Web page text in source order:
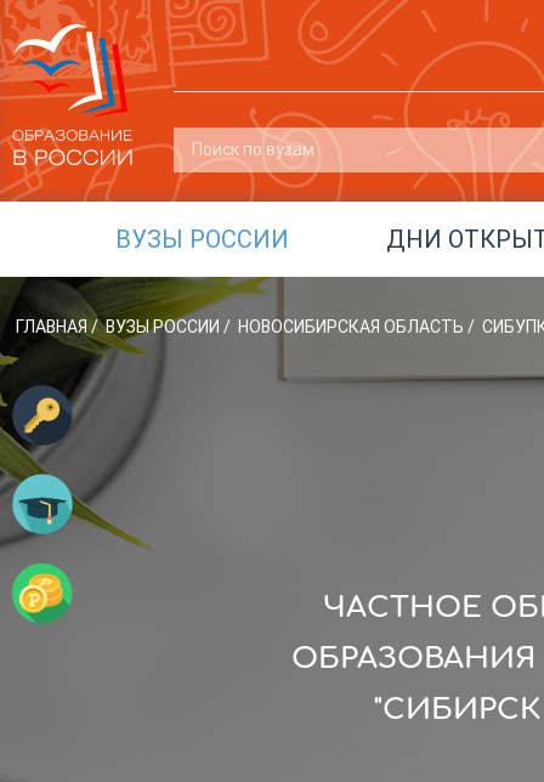
ВУЗЫ РОССИИ ДНИ
ГЛАВНАЯ / ВУЗЫ РОССИИ / НОВОСИБИРСКАЯ ОБЛАСТЬ /
ЧАСТНОЕ